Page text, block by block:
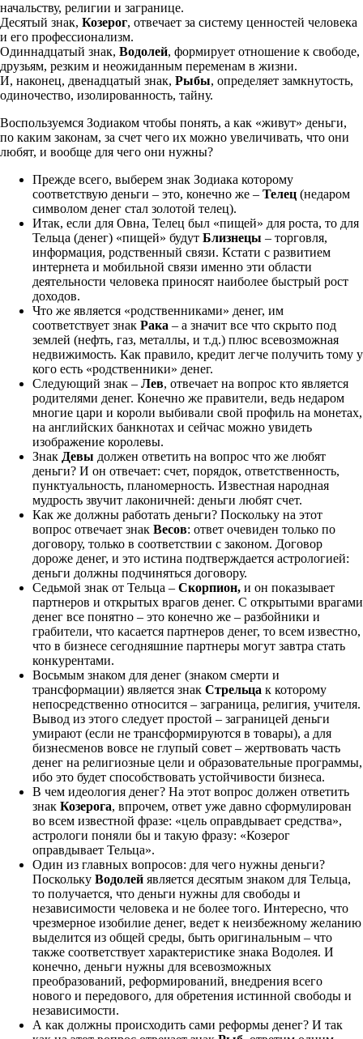
начальству, религии и загранице.
Десятый знак, Козерог, отвечает за систему ценностей человека
и его профессионализм.
Одиннадцатый знак, Водолей, формирует отношение к свободе,
друзьям, резким и неожиданным переменам в жизни.
И, наконец, двенадцатый знак, Рыбы, определяет замкнутость,
одиночество, изолированность, тайну.
Воспользуемся Зодиаком чтобы понять, а как «живут» деньги,
по каким законам, за счет чего их можно увеличивать, что они
любят, и вообще для чего они нужны?
Прежде всего, выберем знак Зодиака которому
соответствую деньги – это, конечно же – Телец (недаром
символом денег стал золотой телец).
Итак, если для Овна, Телец был «пищей» для роста, то для
Тельца (денег) «пищей» будут Близнецы – торговля,
информация, родственный связи. Кстати с развитием
интернета и мобильной связи именно эти области
деятельности человека приносят наиболее быстрый рост
доходов.
Что же является «родственниками» денег, им
соответствует знак Рака – а значит все что скрыто под
землей (нефть, газ, металлы, и т.д.) плюс всевозможная
недвижимость. Как правило, кредит легче получить тому у
кого есть «родственники» денег.
Следующий знак – Лев, отвечает на вопрос кто является
родителями денег. Конечно же правители, ведь недаром
многие цари и короли выбивали свой профиль на монетах,
на английских банкнотах и сейчас можно увидеть
изображение королевы.
Знак Девы должен ответить на вопрос что же любят
деньги? И он отвечает: счет, порядок, ответственность,
пунктуальность, планомерность. Известная народная
мудрость звучит лаконичней: деньги любят счет.
Как же должны работать деньги? Поскольку на этот
вопрос отвечает знак Весов: ответ очевиден только по
договору, только в соответствии с законом. Договор
дороже денег, и это истина подтверждается астрологией:
деньги должны подчиняться договору.
Седьмой знак от Тельца – Скорпион, и он показывает
партнеров и открытых врагов денег. С открытыми врагами
денег все понятно – это конечно же – разбойники и
грабители, что касается партнеров денег, то всем известно,
что в бизнесе сегодняшние партнеры могут завтра стать
конкурентами.
Восьмым знаком для денег (знаком смерти и
трансформации) является знак Стрельца к которому
непосредственно относится – заграница, религия, учителя.
Вывод из этого следует простой – заграницей деньги
умирают (если не трансформируются в товары), а для
бизнесменов вовсе не глупый совет – жертвовать часть
денег на религиозные цели и образовательные программы,
ибо это будет способствовать устойчивости бизнеса.
В чем идеология денег? На этот вопрос должен ответить
знак Козерога, впрочем, ответ уже давно сформулирован
во всем известной фразе: «цель оправдывает средства»,
астрологи поняли бы и такую фразу: «Козерог
оправдывает Тельца».
Один из главных вопросов: для чего нужны деньги?
Поскольку Водолей является десятым знаком для Тельца,
то получается, что деньги нужны для свободы и
независимости человека и не более того. Интересно, что
чрезмерное изобилие денег, ведет к неизбежному желанию
выделится из общей среды, быть оригинальным – что
также соответствует характеристике знака Водолея. И
конечно, деньги нужны для всевозможных
преобразований, реформирований, внедрения всего
нового и передового, для обретения истинной свободы и
независимости.
А как должны происходить сами реформы денег? И так